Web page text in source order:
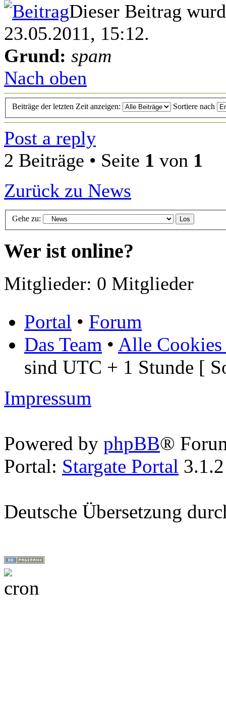
Dieser Beitrag
23.05.2011, 15:12.
Grund: spam
Nach oben
Beiträge der letzten Zeit anzeigen: Sortiere nach
Post a reply
2 Beiträge • Seite 1 von 1
Zurück zu News
Gehe zu:
Wer ist online?
Mitglieder: 0 Mitglieder
Portal • Forum
Das Team • Alle Cookies
sind UTC + 1 Stunde [
Impressum
Powered by phpBB®
Portal: Stargate Portal
Deutsche Übersetzung